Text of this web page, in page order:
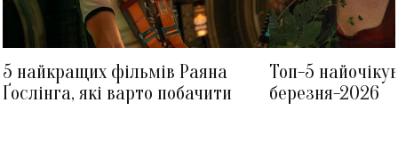
5 найкращих фільмів Раяна
Ґослінга, які варто побачити
Топ-5
березня-2026